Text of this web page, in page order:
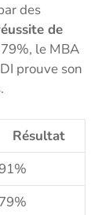
des
de
le MBA
prouve son
Résultat
91%
79%